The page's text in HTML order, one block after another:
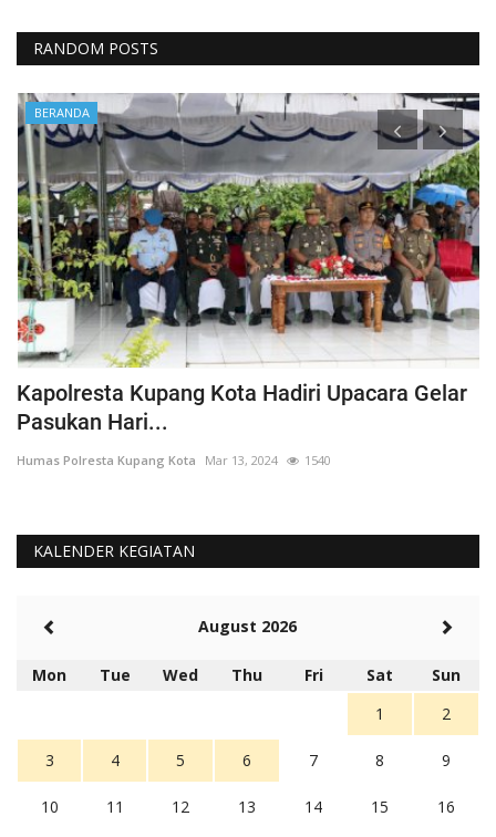
RANDOM POSTS
BERANDA
Kapolresta Kupang Kota Hadiri Upacara Gelar
Pasukan Hari...
Humas Polresta Kupang Kota Mar 13, 2024 1540
KALENDER KEGIATAN
August 2026
Mon Tue Wed Thu Fri Sat
Sun
1
2
3 4 5 6 7 8 9
10 11 12 13 14 15 16